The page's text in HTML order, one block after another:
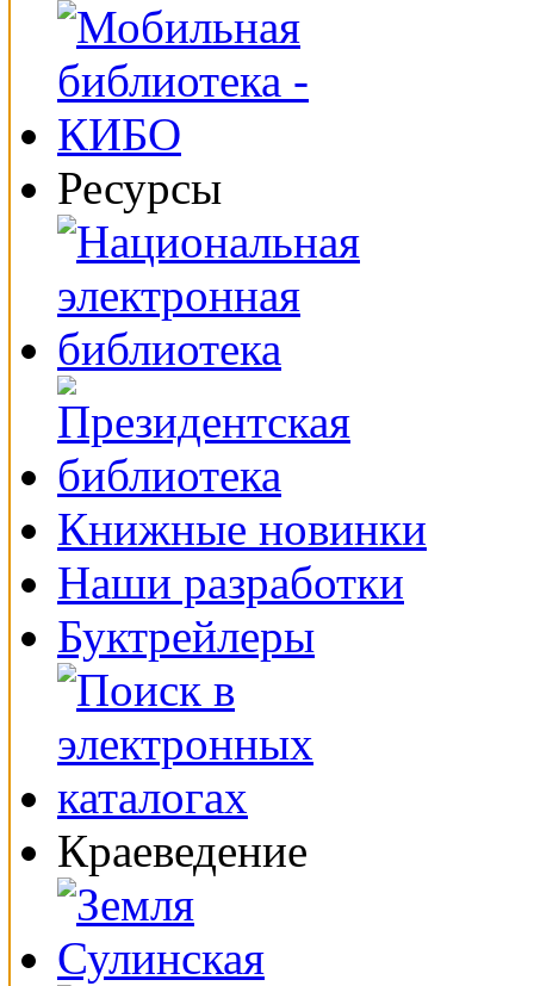
Ресурсы
Книжные новинки
Наши разработки
Буктрейлеры
Краеведение